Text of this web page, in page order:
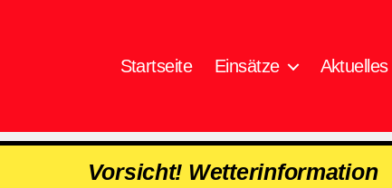
Startseite Einsätze Aktuelles
Vorsicht! Wetterinformation